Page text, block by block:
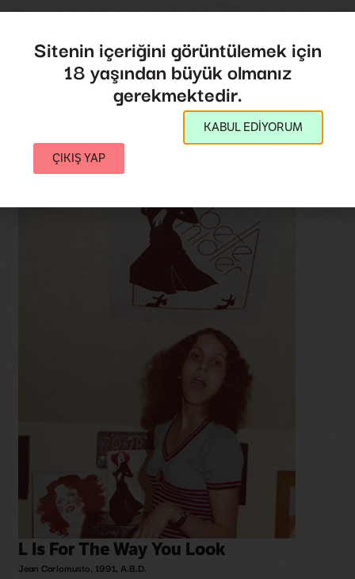
L Is For The Way You Look
Jean Carlomusto, 1991, A.B.D.
Sitenin içeriğini görüntülemek için
18 yaşından büyük olmanız
gerekmektedir.
KABUL EDİYORUM
ÇIKIŞ YAP